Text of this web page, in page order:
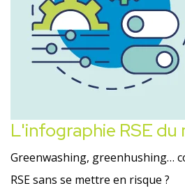
L'infographie RSE du
Greenwashing, greenhushing…
RSE sans se mettre en risque ?